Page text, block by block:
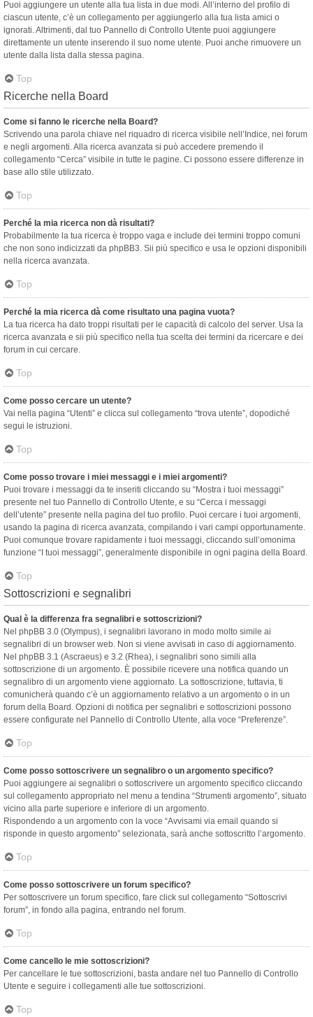
Puoi aggiungere un utente alla tua lista in due modi. All’interno del profilo di
ciascun utente, c’è un collegamento per aggiungerlo alla tua lista amici o
ignorati. Altrimenti, dal tuo Pannello di Controllo Utente puoi aggiungere
direttamente un utente inserendo il suo nome utente. Puoi anche rimuovere un
utente dalla lista dalla stessa pagina.
Top
Ricerche nella Board
Come si fanno le ricerche nella Board?
Scrivendo una parola chiave nel riquadro di ricerca visibile nell’Indice, nei forum
e negli argomenti. Alla ricerca avanzata si può accedere premendo il
collegamento “Cerca” visibile in tutte le pagine. Ci possono essere differenze in
base allo stile utilizzato.
Top
Perché la mia ricerca non dà risultati?
Probabilmente la tua ricerca è troppo vaga e include dei termini troppo comuni
che non sono indicizzati da phpBB3. Sii più specifico e usa le opzioni disponibili
nella ricerca avanzata.
Top
Perché la mia ricerca dà come risultato una pagina vuota?
La tua ricerca ha dato troppi risultati per le capacità di calcolo del server. Usa la
ricerca avanzata e sii più specifico nella tua scelta dei termini da ricercare e dei
forum in cui cercare.
Top
Come posso cercare un utente?
Vai nella pagina “Utenti” e clicca sul collegamento “trova utente”, dopodiché
segui le istruzioni.
Top
Come posso trovare i miei messaggi e i miei argomenti?
Puoi trovare i messaggi da te inseriti cliccando su “Mostra i tuoi messaggi”
presente nel tuo Pannello di Controllo Utente, e su “Cerca i messaggi
dell’utente” presente nella pagina del tuo profilo. Puoi cercare i tuoi argomenti,
usando la pagina di ricerca avanzata, compilando i vari campi opportunamente.
Puoi comunque trovare rapidamente i tuoi messaggi, cliccando sull’omonima
funzione “I tuoi messaggi”, generalmente disponibile in ogni pagina della Board.
Top
Sottoscrizioni e segnalibri
Qual è la differenza fra segnalibri e sottoscrizioni?
Nel phpBB 3.0 (Olympus), i segnalibri lavorano in modo molto simile ai
segnalibri di un browser web. Non si viene avvisati in caso di aggiornamento.
Nel phpBB 3.1 (Ascraeus) e 3.2 (Rhea), i segnalibri sono simili alla
sottoscrizione di un argomento. È possibile ricevere una notifica quando un
segnalibro di un argomento viene aggiornato. La sottoscrizione, tuttavia, ti
comunicherà quando c’è un aggiornamento relativo a un argomento o in un
forum della Board. Opzioni di notifica per segnalibri e sottoscrizioni possono
essere configurate nel Pannello di Controllo Utente, alla voce “Preferenze”.
Top
Come posso sottoscrivere un segnalibro o un argomento specifico?
Puoi aggiungere ai segnalibri o sottoscrivere un argomento specifico cliccando
sul collegamento appropriato nel menu a tendina “Strumenti argomento”, situato
vicino alla parte superiore e inferiore di un argomento.
Rispondendo a un argomento con la voce “Avvisami via email quando si
risponde in questo argomento” selezionata, sarà anche sottoscritto l’argomento.
Top
Come posso sottoscrivere un forum specifico?
Per sottoscrivere un forum specifico, fare click sul collegamento “Sottoscrivi
forum”, in fondo alla pagina, entrando nel forum.
Top
Come cancello le mie sottoscrizioni?
Per cancellare le tue sottoscrizioni, basta andare nel tuo Pannello di Controllo
Utente e seguire i collegamenti alle tue sottoscrizioni.
Top